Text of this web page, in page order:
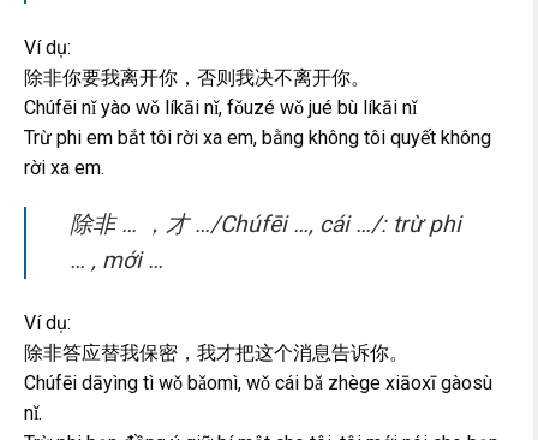
Ví dụ:
除非你要我离开你，否则我决不离开你。
Chúfēi nǐ yào wǒ líkāi nǐ, fǒuzé wǒ jué bù líkāi nǐ
Trừ phi em bắt tôi rời xa em, bằng không tôi quyết không
rời xa em.
除非 … ，才 …/Chúfēi …, cái …/: trừ phi
… , mới …
Ví dụ:
除非答应替我保密，我才把这个消息告诉你。
Chúfēi dāyìng tì wǒ bǎomì, wǒ cái bǎ zhège xiāoxī gàosù
nǐ.